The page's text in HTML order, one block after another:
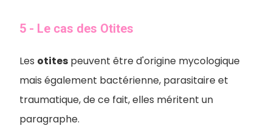
5 - Le cas des Otites
Les otites peuvent être d'origine mycologique
mais également bactérienne, parasitaire et
traumatique, de ce fait, elles méritent un
paragraphe.